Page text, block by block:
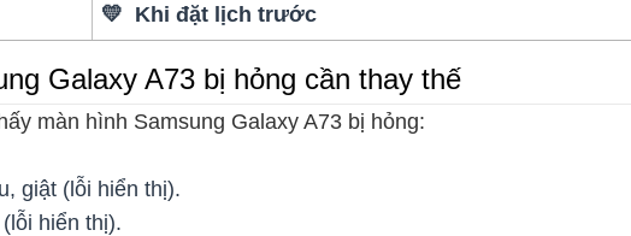
💛 Khi đặt lịch trước
Galaxy A73 bị hỏng cần thay thế
màn hình Samsung Galaxy A73 bị hỏng:
giật (lỗi hiển thị).
hiển thị).